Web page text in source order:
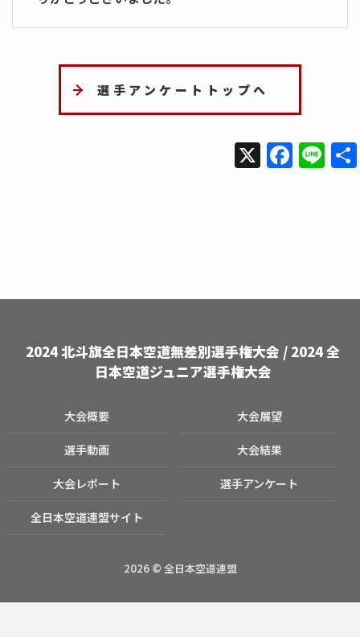
選手アンケートトップへ
X F
a
o
Li
n
2024 北斗旗全日本空道無差別選手権大会 / 2024 全
日本空道ジュニア選手権大会
大会概要 大会展望
選手動画 大会結果
大会レポート 選手アンケート
全日本空道連盟サイト
2026 © 全日本空道連盟